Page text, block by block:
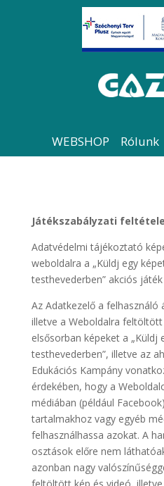
WEBSHOP Rólunk
Játékszabályzati
Adatvédelmi tájékoztató
weboldalra a „Küldj egy
testhevederben” akciós
Az Adatkezelő a
illetve a Weboldalra
elsősorban képeket a „Küldj
testhevederben”, illetve az
Edukációs Kampány
érdekében, hogy a
médiában (például
tartalmakhoz vagy egyéb
felhasználhassa azokat. A
osztások előre nem
azonban nagy
feltöltött kép és videó,